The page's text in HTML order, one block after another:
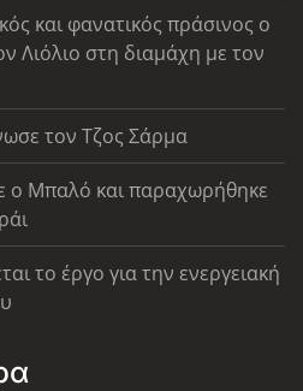
και φανατικός πράσινος ο
Λιόλιο στη διαμάχη με τον
τον Τζος Σάρμα
ο Μπαλό και παραχωρήθηκε
το έργο για την ενεργειακή